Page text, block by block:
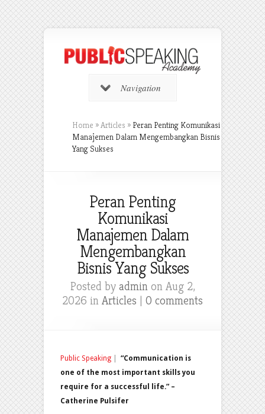
Navigation
Home »Articles » Peran Penting Komunikasi
Manajemen Dalam Mengembangkan Bisnis
Yang Sukses
Peran Penting
Komunikasi
Manajemen Dalam
Mengembangkan
Bisnis Yang Sukses
Posted by adminon Aug 2,
2026 in Articles | 0 comments
Public Speaking
“Communication is
one of the most important skills you
require for a successful life.” –
Catherine Pulsifer